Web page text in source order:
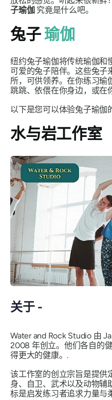
子瑜伽 究竟是什么吧。
兔子瑜伽
纽约兔子瑜伽将传统瑜伽和
可爱的兔子陪伴。这些兔子
所，可供领养。在你练习瑜
跳跳、依偎在你身边，或在
以下是您可以体验兔子瑜
水与岩工作室
关于 -
Water and Rock Studio 由
2008 年创立。他们各自的
得更大的健康。.
该工作室的创立宗旨是提供
身、自卫、武术以及动物辅
标是启发练习者追求力量与